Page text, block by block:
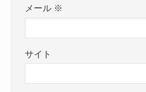
メール ※
サイト